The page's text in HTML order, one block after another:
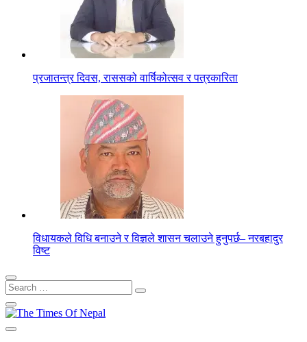
प्रजातन्त्र दिवस, राससको वार्षिकोत्सव र पत्रकारिता
विधायकले विधि बनाउने र विज्ञले शासन चलाउने हुनुपर्छ– नरबहादुर
विष्ट
Search
for: